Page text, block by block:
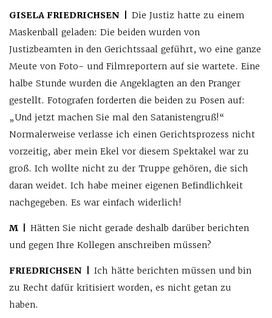
GISELA FRIEDRICHSEN |
Die Justiz hatte zu einem
Maskenball geladen: Die beiden wurden von
Justizbeamten in den Gerichtssaal geführt, wo eine ganze
Meute von Foto- und Filmreportern auf sie wartete. Eine
halbe Stunde wurden die Angeklagten an den Pranger
gestellt. Fotografen forderten die beiden zu Posen auf:
„Und jetzt machen Sie mal den Satanistengruß!“
Normalerweise verlasse ich einen Gerichtsprozess nicht
vorzeitig, aber mein Ekel vor diesem Spektakel war zu
groß. Ich wollte nicht zu der Truppe gehören, die sich
daran weidet. Ich habe meiner eigenen Befindlichkeit
nachgegeben. Es war einfach widerlich!
M |
Hätten Sie nicht gerade deshalb darüber berichten
und gegen Ihre Kollegen anschreiben müssen?
FRIEDRICHSEN |
Ich hätte berichten müssen und bin
zu Recht dafür kritisiert worden, es nicht getan zu
haben.